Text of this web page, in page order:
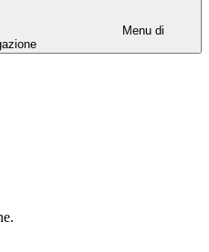
Menu di